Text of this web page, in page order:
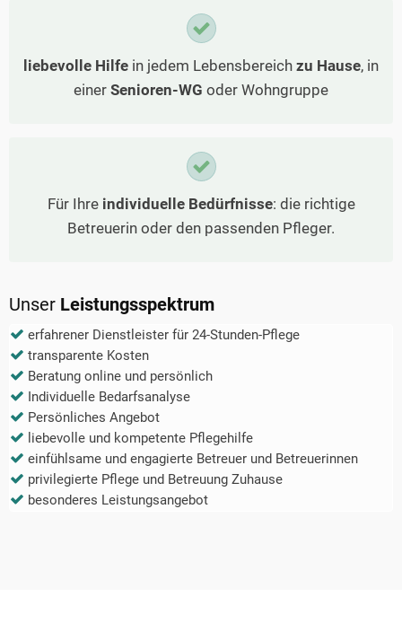
liebevolle Hilfe in jedem Lebensbereich zu Hause, in
einer Senioren-WG oder Wohngruppe
Für Ihre individuelle Bedürfnisse: die richtige
Betreuerin oder den passenden Pfleger.
Unser Leistungsspektrum
erfahrener Dienstleister für 24-Stunden-Pflege
transparente Kosten
Beratung online und persönlich
Individuelle Bedarfsanalyse
Persönliches Angebot
liebevolle und kompetente Pflegehilfe
einfühlsame und engagierte Betreuer und Betreuerinnen
privilegierte Pflege und Betreuung Zuhause
besonderes Leistungsangebot